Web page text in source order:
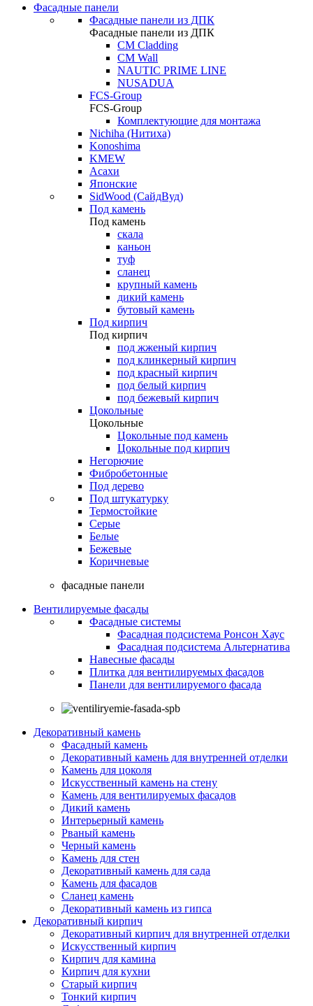
Фасадные панели
Фасадные панели из ДПК
Фасадные панели из ДПК
CM Cladding
CM Wall
NAUTIC PRIME LINE
NUSADUA
FCS-Group
FCS-Group
Комплектующие для монтажа
Nichiha (Нитиха)
Konoshima
KMEW
Асахи
Японские
SidWood (СайдВуд)
Под камень
Под камень
скала
каньон
туф
сланец
крупный камень
дикий камень
бутовый камень
Под кирпич
Под кирпич
под жженый кирпич
под клинкерный кирпич
под красный кирпич
под белый кирпич
под бежевый кирпич
Цокольные
Цокольные
Цокольные под камень
Цокольные под кирпич
Негорючие
Фибробетонные
Под дерево
Под штукатурку
Термостойкие
Серые
Белые
Бежевые
Коричневые
фасадные панели
Вентилируемые фасады
Фасадные системы
Фасадная подсистема Ронсон Хаус
Фасадная подсистема Альтернатива
Навесные фасады
Плитка для вентилируемых фасадов
Панели для вентилируемого фасада
Декоративный камень
Фасадный камень
Декоративный камень для внутренней отделки
Камень для цоколя
Искусственный камень на стену
Камень для вентилируемых фасадов
Дикий камень
Интерьерный камень
Рваный камень
Черный камень
Камень для стен
Декоративный камень для сада
Камень для фасадов
Сланец камень
Декоративный камень из гипса
Декоративный кирпич
Декоративный кирпич для внутренней отделки
Искусственный кирпич
Кирпич для камина
Кирпич для кухни
Старый кирпич
Тонкий кирпич